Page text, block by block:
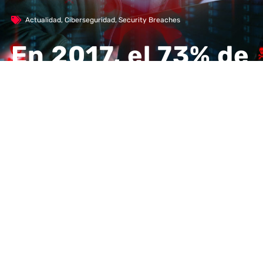
Actualidad, Ciberseguridad,Security Breaches
En 2017, el 73% de